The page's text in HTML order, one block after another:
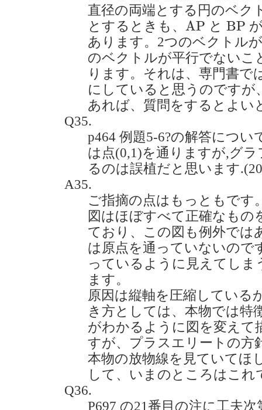
直径の両端とする円のベク
とするときも、 AP
AP と BP
BP
あります。2つのベクトル
のベクトルが平行でないこ
ります。それは、専門書で
にしていると思うのですが
あれば、質問をするとよい
Q35.
p464 例題5-6?の解答につ
は点(0,1)を通りますが,グ
るのは誤植だと思います
A35.
ご指摘の点はもっともです
図はほぼすべて正確なもの
ており、この図も例外では
は原点を通っていないので
っているように見えてし
ます。
原因は縦軸を圧縮している
き方としては、本物では特
がわかるように図を変えて
すが、プラスエリートの方
本物の放物線を見ていてほ
して、いまのところはこれ
Q36.
P697 の21番目の注に工夫